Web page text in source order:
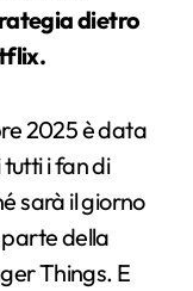
dietro
2025 è data
i fan di
sarà il giorno
della
Things. E